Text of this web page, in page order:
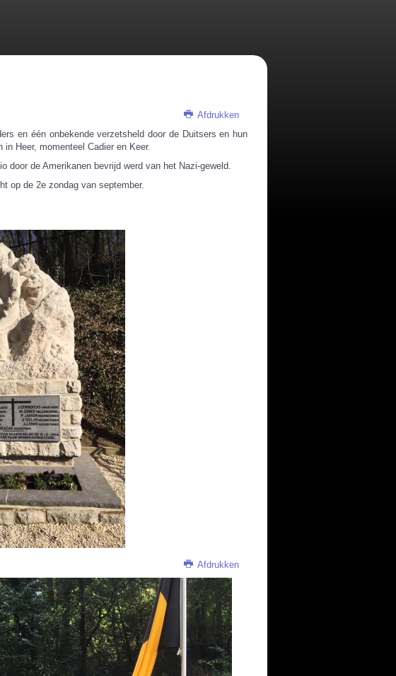
Afdrukken
en één onbekende verzetsheld door de Duitsers en hun
Heer, momenteel Cadier en Keer.
door de Amerikanen bevrijd werd van het Nazi-geweld.
op de 2e zondag van september.
Afdrukken